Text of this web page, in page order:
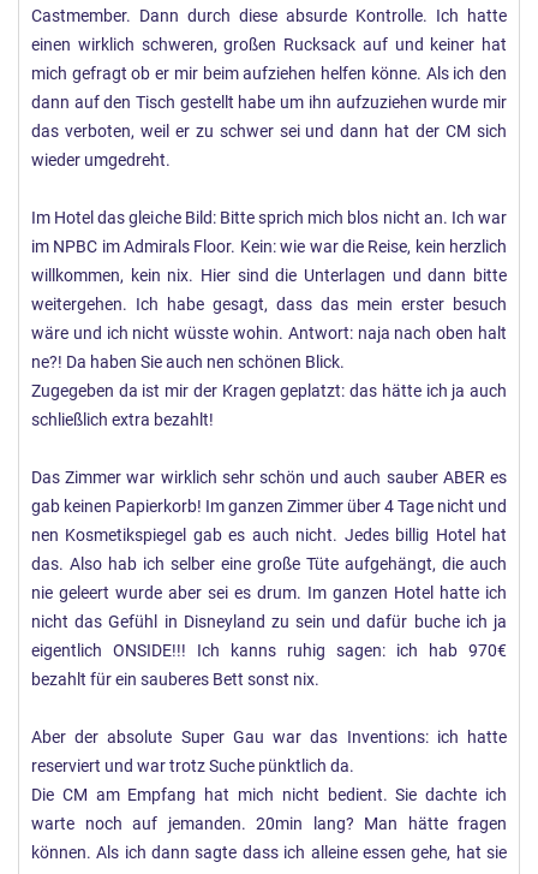
Castmember. Dann durch diese absurde Kontrolle. Ich hatte
einen wirklich schweren, großen Rucksack auf und keiner hat
mich gefragt ob er mir beim aufziehen helfen könne. Als ich den
dann auf den Tisch gestellt habe um ihn aufzuziehen wurde mir
das verboten, weil er zu schwer sei und dann hat der CM sich
wieder umgedreht.
Im Hotel das gleiche Bild: Bitte sprich mich blos nicht an. Ich war
im NPBC im Admirals Floor. Kein: wie war die Reise, kein herzlich
willkommen, kein nix. Hier sind die Unterlagen und dann bitte
weitergehen. Ich habe gesagt, dass das mein erster besuch
wäre und ich nicht wüsste wohin. Antwort: naja nach oben halt
ne?! Da haben Sie auch nen schönen Blick.
Zugegeben da ist mir der Kragen geplatzt: das hätte ich ja auch
schließlich extra bezahlt!
Das Zimmer war wirklich sehr schön und auch sauber ABER es
gab keinen Papierkorb! Im ganzen Zimmer über 4 Tage nicht und
nen Kosmetikspiegel gab es auch nicht. Jedes billig Hotel hat
das. Also hab ich selber eine große Tüte aufgehängt, die auch
nie geleert wurde aber sei es drum. Im ganzen Hotel hatte ich
nicht das Gefühl in Disneyland zu sein und dafür buche ich ja
eigentlich ONSIDE!!! Ich kanns ruhig sagen: ich hab 970€
bezahlt für ein sauberes Bett sonst nix.
Aber der absolute Super Gau war das Inventions: ich hatte
reserviert und war trotz Suche pünktlich da.
Die CM am Empfang hat mich nicht bedient. Sie dachte ich
warte noch auf jemanden. 20min lang? Man hätte fragen
können. Als ich dann sagte dass ich alleine essen gehe, hat sie